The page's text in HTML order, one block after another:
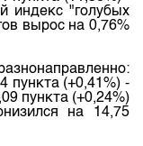
индекс "голубых
вырос на 0,76%
пункта (+0,41%) -
пункта (+0,24%)
на 14,75